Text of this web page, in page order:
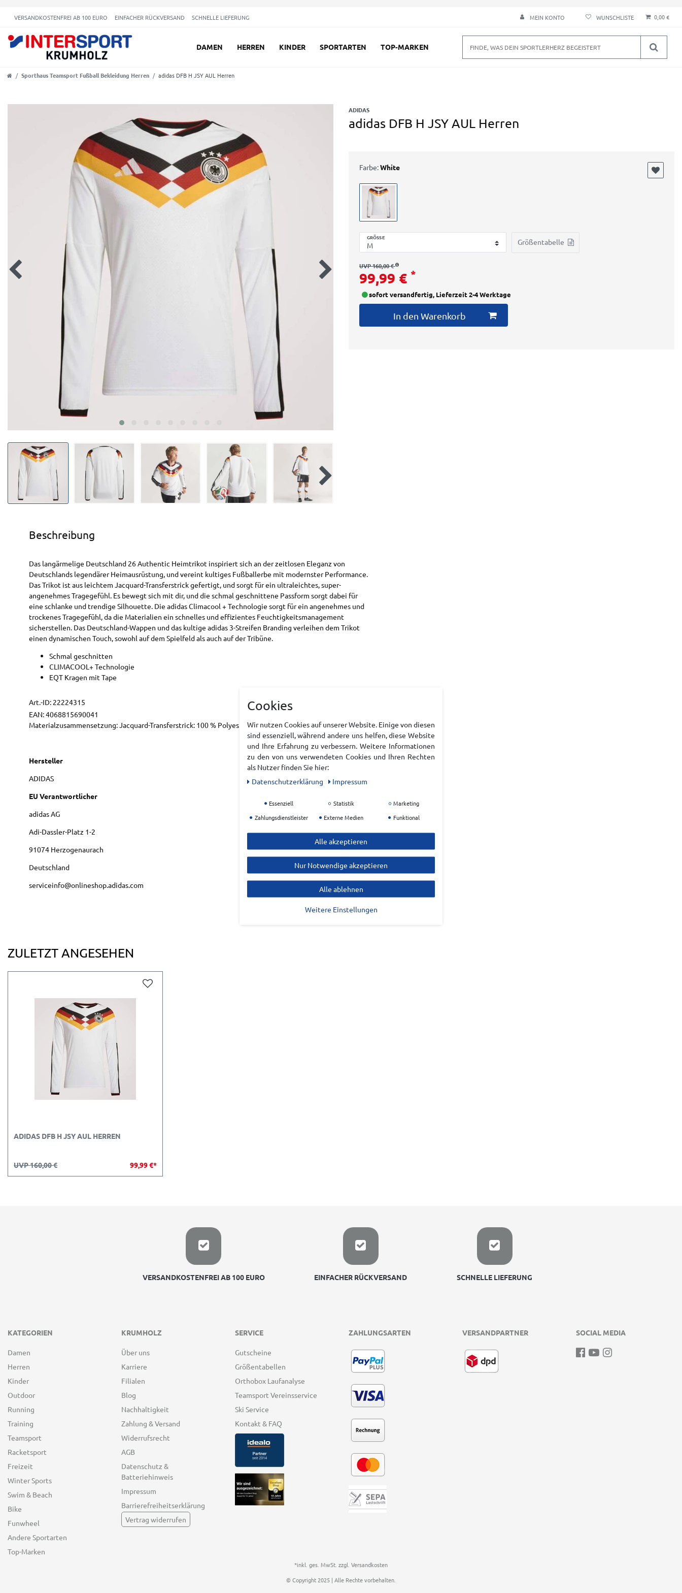
VERSANDKOSTENFREI AB 100 EURO EINFACHER RÜCKVERSAND SCHNELLE LIEFERUNG MEIN KONTO 0,00 €
DAMEN HERREN KINDER SPORTARTEN TOP-MARKEN
Sporthaus Teamsport Fußball Bekleidung Herren adidas DFB H JSY AUL Herren
ADIDAS
adidas DFB H JSY AUL Herren
GRÖSSE
Größentabelle
Farbe:White
UVP 160,00 €
99,99 € *
sofort versandfertig, Lieferzeit 2-4 Werktage
In den Warenkorb
Beschreibung
Das langärmelige Deutschland 26 Authentic Heimtrikot inspiriert sich an der zeitlosen Eleganz von
Deutschlands legendärer Heimausrüstung, und vereint kultiges Fußballerbe mit modernster Performance.
Das Trikot ist aus leichtem Jacquard-Transferstrick gefertigt, und sorgt für ein ultraleichtes, super-
angenehmes Tragegefühl. Es bewegt sich mit dir, und die schmal geschnittene Passform sorgt dabei für
eine schlanke und trendige Silhouette. Die adidas Climacool + Technologie sorgt für ein angenehmes und
trockenes Tragegefühl, da die Materialien ein schnelles und effizientes Feuchtigkeitsmanagement
sicherstellen. Das Deutschland-Wappen und das kultige adidas 3-Streifen Branding verleihen dem Trikot
einen dynamischen Touch, sowohl auf dem Spielfeld als auch auf der Tribüne.
Schmal geschnitten
CLIMACOOL+ Technologie
EQT Kragen mit Tape
Art.-ID: 22224315
EAN:4068815690041
Materialzusammensetzung: Jacquard-Transferstrick: 100 % Polyester (100 % recycelt)
Hersteller
ADIDAS
EU Verantwortlicher
adidas AG
Adi-Dassler-Platz 1-2
91074 Herzogenaurach
Deutschland
serviceinfo@onlineshop.adidas.com
ZULETZT ANGESEHEN
ADIDAS DFB H JSY AUL HERREN
UVP 160,00 € 99,99 €*
VERSANDKOSTENFREI AB 100 EURO EINFACHER RÜCKVERSAND SCHNELLE LIEFERUNG
KATEGORIEN
Damen
Herren
Kinder
Outdoor
Running
Training
Teamsport
Racketsport
Freizeit
Winter Sports
Swim & Beach
Bike
Funwheel
Andere Sportarten
Top-Marken
KRUMHOLZ
Über uns
Karriere
Filialen
Blog
Nachhaltigkeit
Zahlung & Versand
Widerrufsrecht
AGB
Datenschutz &
Batteriehinweis
Impressum
Barrierefreiheitserklärung
Vertrag widerrufen
SERVICE
Gutscheine
Größentabellen
Orthobox Laufanalyse
Teamsport Vereinsservice
Ski Service
Kontakt & FAQ
ZAHLUNGSARTEN VERSANDPARTNER SOCIAL MEDIA
*inkl. ges. MwSt. zzgl. Versandkosten
© Copyright 2025 | Alle Rechte vorbehalten.
Cookies
Wir nutzen Cookies auf unserer Website. Einige von diesen
sind essenziell, während andere uns helfen, diese Website
und Ihre Erfahrung zu verbessern. Weitere Informationen
zu den von uns verwendeten Cookies und Ihren Rechten
als Nutzer finden Sie hier:
Daten­schutz­erklärung
Impressum
Essenziell Statistik
Marketing
Zahlungsdienstleister
Externe Medien Funktional
Alle akzeptieren
Nur Notwendige akzeptieren
Alle ablehnen
Weitere Einstellungen